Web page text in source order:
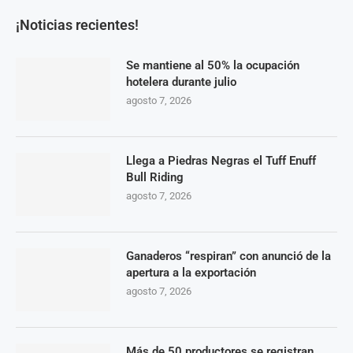
¡Noticias recientes!
Se mantiene al 50% la ocupación
hotelera durante julio
agosto 7, 2026
Llega a Piedras Negras el Tuff Enuff
Bull Riding
agosto 7, 2026
Ganaderos “respiran” con anunció de la
apertura a la exportación
agosto 7, 2026